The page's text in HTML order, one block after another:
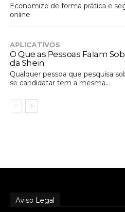
Economize de forma prática e
online
APLICATIVOS
O Que as Pessoas Falam
da Shein
Qualquer pessoa que pesquisa
se candidatar tem a mesma...
Aviso Legal